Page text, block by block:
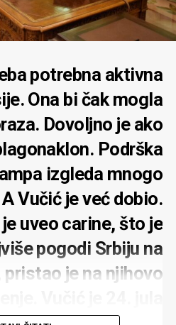
potrebna aktivna
Ona bi čak mogla
Dovoljno je ako
Podrška
izgleda mnogo
Vučić je već dobio.
uveo carine, što je
pogodi Srbiju na
pristao je na njihovo